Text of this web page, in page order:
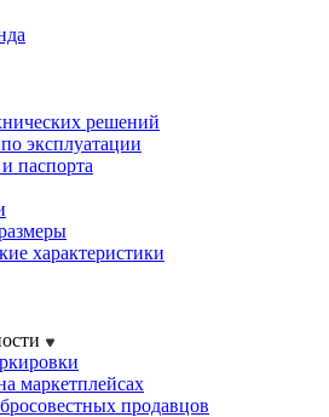
решений
эксплуатации
паспорта
характеристики
маркетплейсах
продавцов